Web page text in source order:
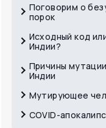
Поговорим о
порок
Исходный код
Индии?
Причины
Индии
Мутирующее
COVID-